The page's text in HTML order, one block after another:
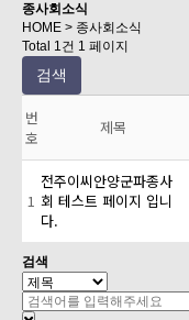
종사회소식
HOME > 종사회소식
Total 1건 1 페이지
검색
번
호
제목
1
전주이씨안양군파종사
회 테스트 페이지 입니
다.
검색